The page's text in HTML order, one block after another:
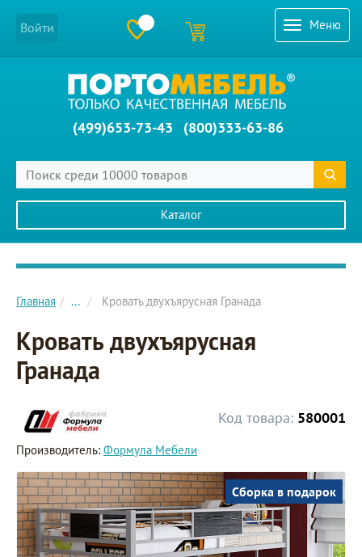
Меню
Войти
(499)653-73-43 (800)333-63-86
Каталог
Главное меню сайта
Главная ... Кровать двухъярусная Гранада
Кровать двухъярусная
Гранада
Код товара: 580001
Производитель: Формула Мебели
Сборка в подарок